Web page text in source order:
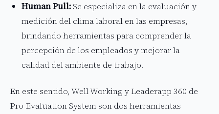
Human Pull:Se especializa en la evaluación y
medición del clima laboral en las empresas,
brindando herramientas para comprender la
percepción de los empleados y mejorar la
calidad del ambiente de trabajo.
En este sentido, Well Working y Leaderapp 360 de
Pro Evaluation System son dos herramientas